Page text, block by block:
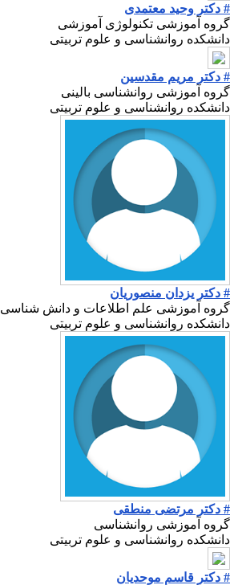
# دکتر وحید معتمدی
گروه آموزشی تکنولوژی آموزشی
دانشکده روانشناسی و علوم تربیتی
# دکتر مریم مقدسین
گروه آموزشی روانشناسی بالینی
دانشکده روانشناسی و علوم تربیتی
# دکتر یزدان منصوریان
گروه آموزشی علم اطلاعات و دانش شناسی
دانشکده روانشناسی و علوم تربیتی
# دکتر مرتضی منطقی
گروه آموزشی روانشناسی
دانشکده روانشناسی و علوم تربیتی
# دکتر قاسم موحدیان